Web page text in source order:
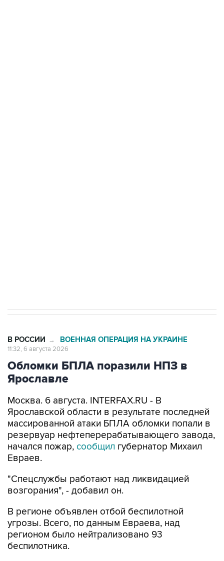
В РОССИИ → ВОЕННАЯ ОПЕРАЦИЯ НА УКРАИНЕ
11:32, 6 августа 2026
Обломки БПЛА поразили НПЗ в
Ярославле
Москва. 6 августа. INTERFAX.RU - В
Ярославской области в результате последней
массированной атаки БПЛА обломки попали в
резервуар нефтеперерабатывающего завода,
начался пожар, сообщил губернатор Михаил
Евраев.
"Спецслужбы работают над ликвидацией
возгорания", - добавил он.
В регионе объявлен отбой беспилотной
угрозы. Всего, по данным Евраева, над
регионом было нейтрализовано 93
беспилотника.